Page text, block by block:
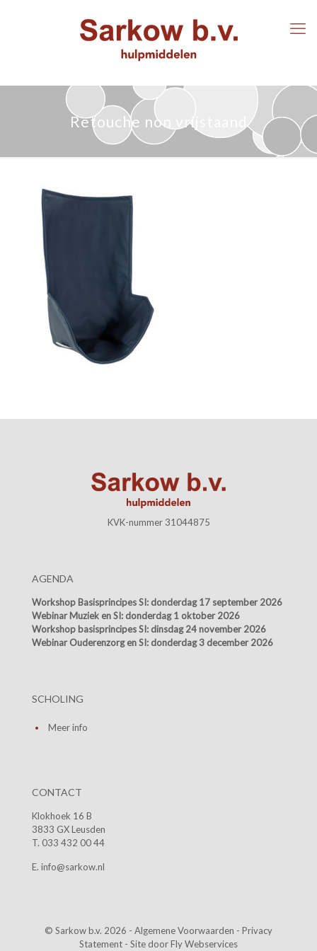
Retouche non vrijstaand
KVK-nummer 31044875
AGENDA
Workshop Basisprincipes SI: donderdag 17 september 2026
Webinar Muziek en SI: donderdag 1 oktober 2026
Workshop basisprincipes SI: dinsdag 24 november 2026
Webinar Ouderenzorg en SI: donderdag 3 december 2026
SCHOLING
Meer info
CONTACT
Klokhoek 16 B
3833 GX Leusden
T. 033 432 00 44
E. info@sarkow.nl
© Sarkow b.v. 2026 - Algemene Voorwaarden - Privacy
Statement - Site doorFly Webservices